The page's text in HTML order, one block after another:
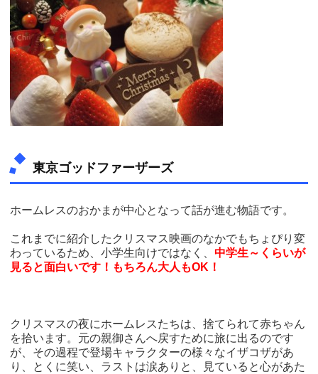
東京ゴッドファーザーズ
ホームレスのおかまが中心となって話が進む物語です。
これまでに紹介したクリスマス映画のなかでもちょぴり変
わっているため、小学生向けではなく、中学生～くらいが
見ると面白いです！もちろん大人もOK！
クリスマスの夜にホームレスたちは、捨てられて赤ちゃん
を拾います。元の親御さんへ戻すために旅に出るのです
が、その過程で登場キャラクターの様々なイザコザがあ
り、とくに笑い、ラストは涙ありと、見ていると心があた